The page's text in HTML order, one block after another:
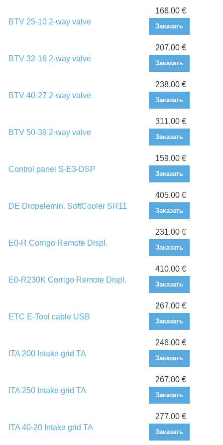
BTV 25-10 2-way valve
166.00 €
Заказать
BTV 32-16 2-way valve
207.00 €
Заказать
BTV 40-27 2-way valve
238.00 €
Заказать
BTV 50-39 2-way valve
311.00 €
Заказать
Control panel S-E3-DSP
159.00 €
Заказать
DE Dropelemin. SoftCooler SR11
405.00 €
Заказать
E0-R Corrigo Remote Displ.
231.00 €
Заказать
E0-R230K Corrigo Remote Displ.
410.00 €
Заказать
ETC E-Tool cable USB
267.00 €
Заказать
ITA 200 Intake grid TA
246.00 €
Заказать
ITA 250 Intake grid TA
267.00 €
Заказать
ITA 40-20 Intake grid TA
277.00 €
Заказать